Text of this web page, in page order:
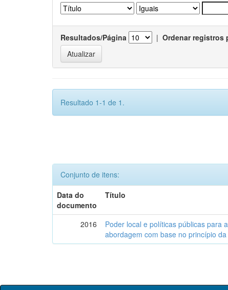
Resultados/Página | Ordenar registros
Resultado 1-1 de 1.
Conjunto de itens:
Data do
documento
Título
2016
Poder local e políticas públicas para
abordagem com base no princípio